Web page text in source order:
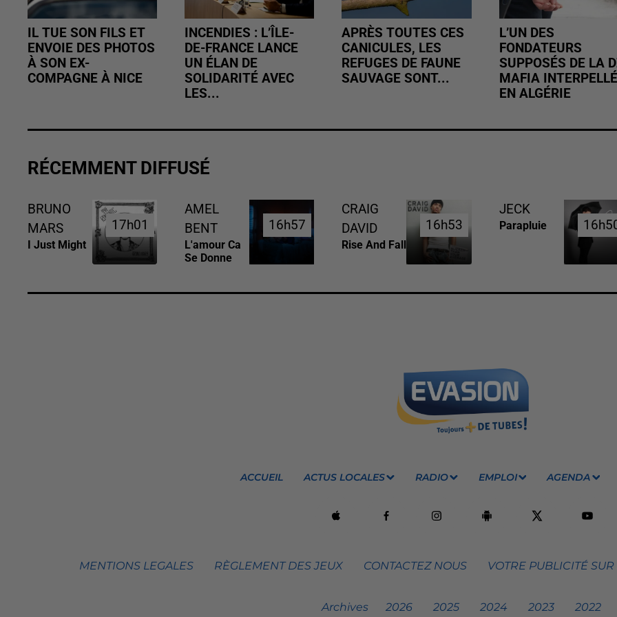
IL TUE SON FILS ET
ENVOIE DES PHOTOS
À SON EX-
COMPAGNE À NICE
INCENDIES : L’ÎLE-
DE-FRANCE LANCE
UN ÉLAN DE
SOLIDARITÉ AVEC
LES...
APRÈS TOUTES CES
CANICULES, LES
REFUGES DE FAUNE
SAUVAGE SONT...
L’UN DES
FONDATEURS
SUPPOSÉS DE LA
MAFIA INTERPELLÉ
EN ALGÉRIE
RÉCEMMENT DIFFUSÉ
BRUNO
MARS
I Just Might
17h01
17h01
AMEL
BENT
L'amour Ca
Se Donne
16h57
16h57
CRAIG
DAVID
Rise And Fall
16h53
16h53
JECK
Parapluie
ACCUEIL ACTUS LOCALES RADIO EMPLOI AGENDA
MENTIONS LEGALES RÈGLEMENT DES JEUX CONTACTEZ NOUS VOTRE PUBLICITÉ
Archives 2026 2025 2024 2023 2022